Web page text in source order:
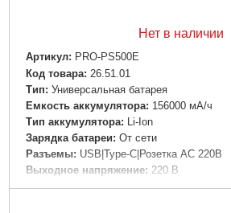
Нет в наличии
Артикул: PRO-PS500E
Код товара: 26.51.01
Tип: Универсальная батарея
Емкость аккумулятора: 156000 мА/ч
Тип аккумулятора:
Li-Ion
Зарядка батареи: От сети
Разъемы: USB|Type-C|Розетка AC 220В
Выходное напряжение: 220 В
Особенности: Фонарик|Индикатор